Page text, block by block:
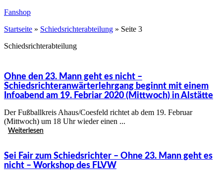
Fanshop
Startseite » Schiedsrichterabteilung » Seite 3
Schiedsrichterabteilung
Ohne den 23. Mann geht es nicht –
Schiedsrichteranwärterlehrgang beginnt mit einem
Infoabend am 19. Febriar 2020 (Mittwoch) in Alstätte
Der Fußballkreis Ahaus/Coesfeld richtet ab dem 19. Februar
(Mittwoch) um 18 Uhr wieder einen ...
Weiterlesen
Sei Fair zum Schiedsrichter – Ohne 23. Mann geht es
nicht – Workshop des FLVW